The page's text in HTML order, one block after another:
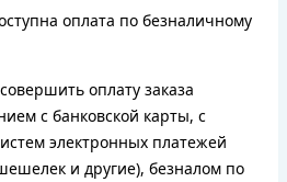
оплата по безналичному
оплату заказа
с банковской карты, с
электронных платежей
и другие), безналом по